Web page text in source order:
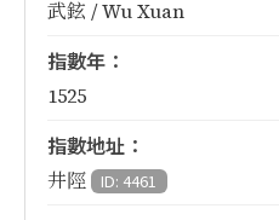
武鉉 / Wu Xuan
指數年：
1525
指數地址：
井陘 ID: 4461